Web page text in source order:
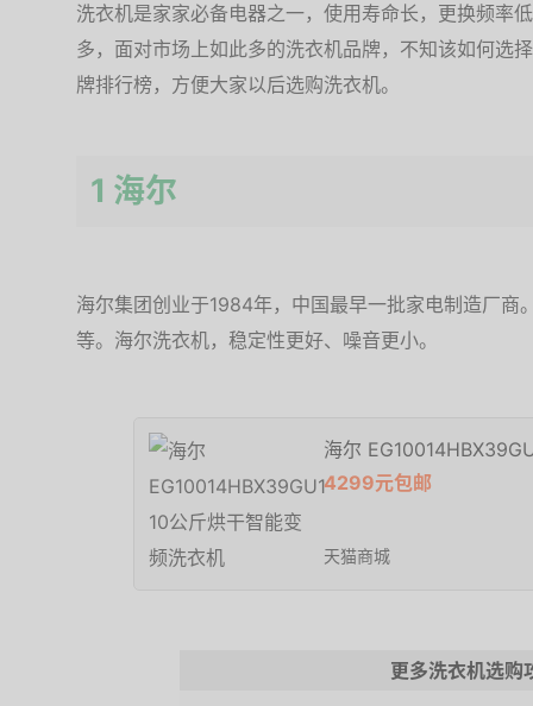
洗衣机是家家必备电器之一，使用寿命长，更换频率
多，面对市场上如此多的洗衣机品牌，不知该如何选
牌排行榜，方便大家以后选购洗衣机。
1 海尔
海尔集团创业于1984年，中国最早一批家电制造厂商
等。海尔洗衣机，稳定性更好、噪音更小。
海尔
4299元包邮
天猫商城
更多洗衣机选购